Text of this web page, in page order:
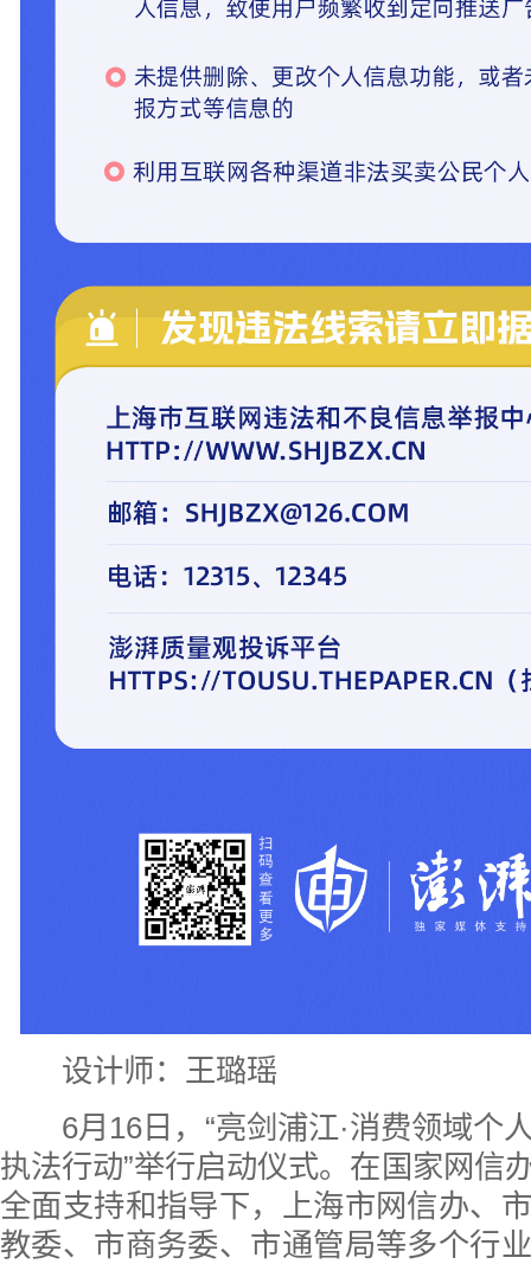
设计师：王璐瑶
6月16日，“亮剑浦江·消费领域个
执法行动”举行启动仪式。在国家网信
全面支持和指导下，上海市网信办、
教委、市商务委、市通管局等多个行